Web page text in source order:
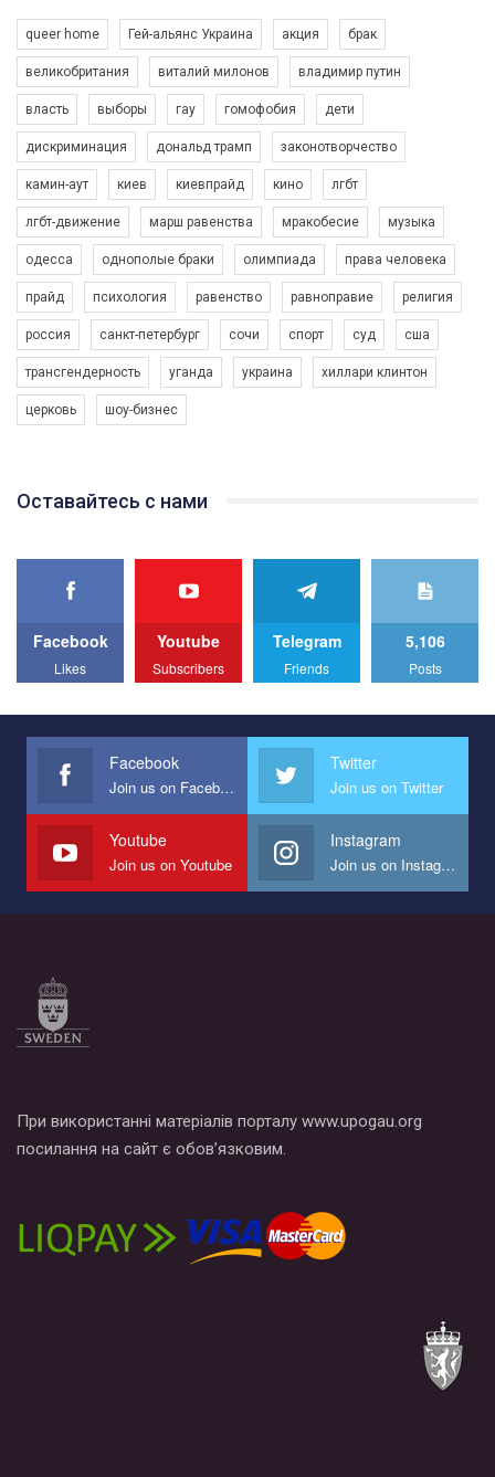
Зупинимо насильство проти ЛГБТ в Україні! Stop violence against LGBT in Ukraine!
6/30/2017
Емоційний та вражаючий промо-ролік на конкурс PACT, який
представляє програму "Гей-альянс Україна" з протидії
насильству проти ЛГБТ в Україні.
Ми просимо вашої підтримки, щоб реалізувати нашу
програму з боротьби з насильством проти ЛГБТ в Україні.
Якщо ти хочеш підтримати нас - просто натисни "лайк" під
best video, representing programme for the development of
We appeal to your support and ask to help us implement our plan
All you have to do is to press "Like" below the video.
Эмоционально сильный ролик от команды "Гей-альянс
представляющий программу развития организации.
Мы просим вас поддержать нас и помочь нам реализовать
наш план по борьбе с насилием и дискриминацией на почве
СОГИ в Украине.
Все, что вам нужно сделать - это зайти на наш канал YouTube
по этой ссылке и поставить лайк под видео.
1.9K Просмотров • 226 Нравится • 5 Комментариев
queer home Гей-альянс Украина акция брак
великобритания виталий милонов владимир путин
власть выборы гау гомофобия дети
дискриминация дональд трамп законотворчество
камин-аут киев киевпрайд кино лгбт
лгбт-движение марш равенства мракобесие музыка
одесса однополые браки олимпиада права человека
прайд психология равенство равноправие религия
россия санкт-петербург сочи спорт суд сша
трансгендерность уганда украина хиллари клинтон
церковь шоу-бизнес
Оставайтесь с нами
Facebook
Likes
Youtube
Subscribers
Telegram
Friends
5,106
Posts
Facebook
Join us on Facebook
Twitter
Join us on Twitter
Youtube
Join us on Youtube
Instagram
Join us on Instagram
При використанні матеріалів порталу www.upogau.org
посилання на сайт є обов’язковим.